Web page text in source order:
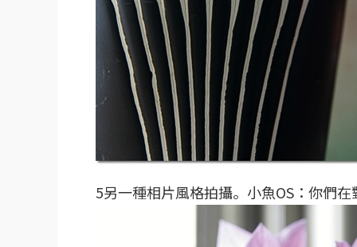
5另一種相片風格拍攝。小魚OS：你們在